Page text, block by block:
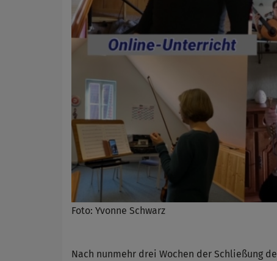
Foto: Yvonne Schwarz
Nach nunmehr drei Wochen der Schließung